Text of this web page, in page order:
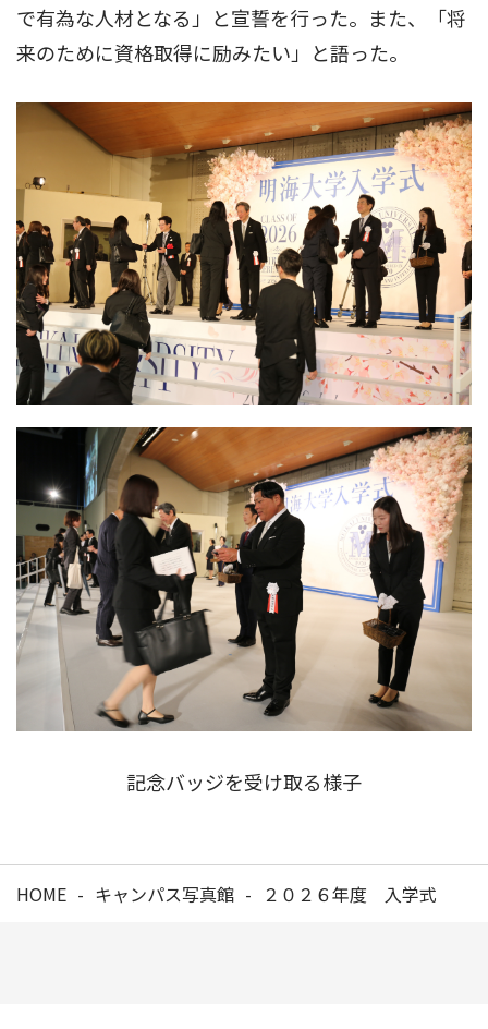
で有為な人材となる」と宣誓を行った。また、「将
来のために資格取得に励みたい」と語った。
記念バッジを受け取る様子
HOME キャンパス写真館 ２０２６年度 入学式